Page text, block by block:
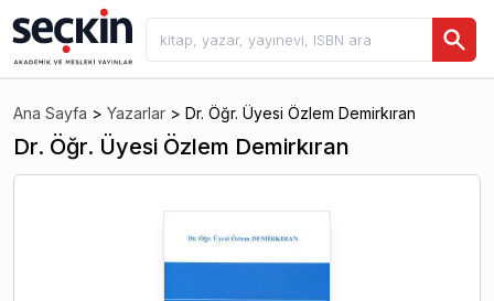
Ana Sayfa > Yazarlar > Dr. Öğr. Üyesi Özlem Demirkıran
Dr. Öğr. Üyesi Özlem Demirkıran